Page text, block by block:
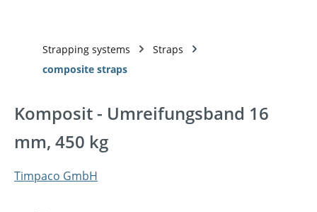
Strapping systems
Straps
composite straps
Komposit - Umreifungsband 16
mm, 450 kg
Timpaco GmbH